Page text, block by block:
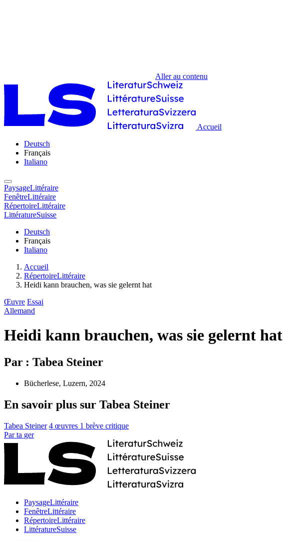
Aller au contenu
Accueil
Deutsch
Français
Italiano
PaysageLittéraire
FenêtreLittéraire
RépertoireLittéraire
LittératureSuisse
Deutsch
Français
Italiano
Accueil
RépertoireLittéraire
Heidi kann brauchen, was sie gelernt hat
Œuvre Essai
Allemand
Heidi kann brauchen, was sie gelernt hat
Par : Tabea Steiner
Bücherlese, Luzern, 2024
En savoir plus sur Tabea Steiner
Tabea Steiner 4 œuvres 1 brève critique
Par ta ger
PaysageLittéraire
FenêtreLittéraire
RépertoireLittéraire
LittératureSuisse